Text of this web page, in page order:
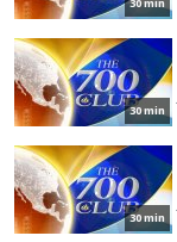
30 min
30 min
30 min